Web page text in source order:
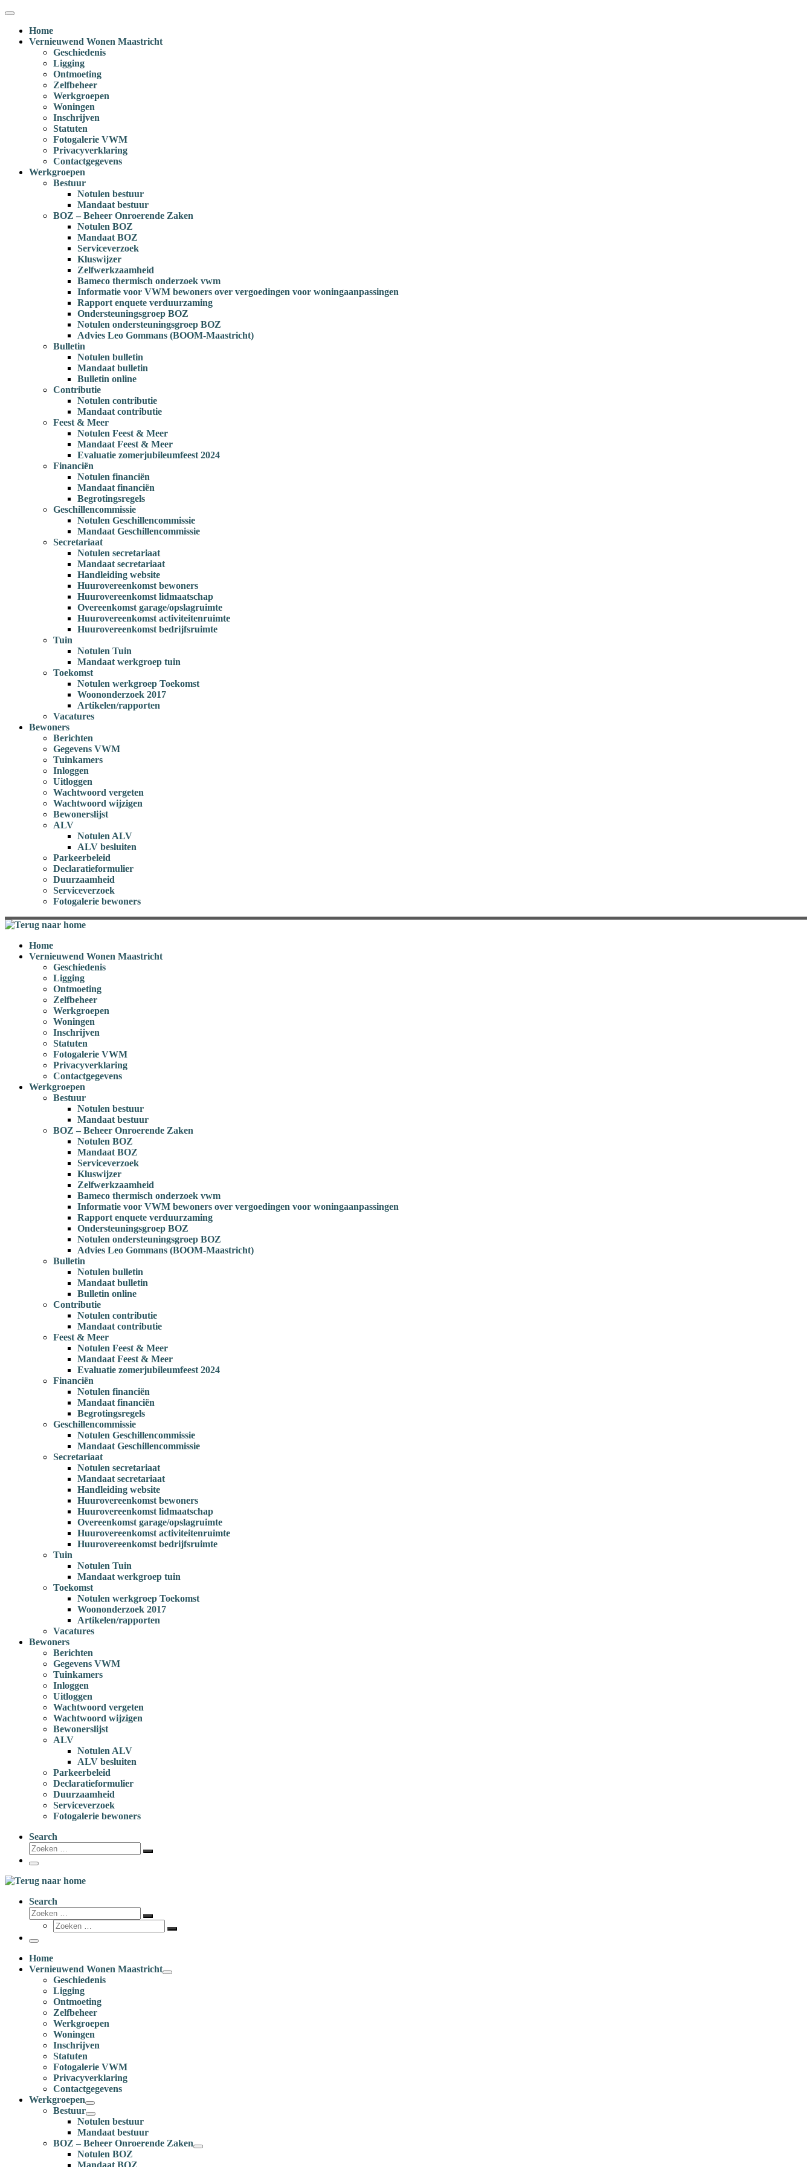
Ga
inhoud
Menu
Home
Vernieuwend Wonen Maastricht
Geschiedenis
Ligging
Ontmoeting
Zelfbeheer
Werkgroepen
Woningen
Inschrijven
Statuten
Fotogalerie VWM
Privacyverklaring
Contactgegevens
Werkgroepen
Bestuur
Notulen bestuur
Mandaat bestuur
BOZ – Beheer Onroerende Zaken
Notulen BOZ
Mandaat BOZ
Serviceverzoek
Kluswijzer
Zelfwerkzaamheid
Bameco thermisch onderzoek vwm
Informatie voor VWM bewoners over vergoedingen voor woningaanpassingen
Rapport enquete verduurzaming
Ondersteuningsgroep BOZ
Notulen ondersteuningsgroep BOZ
Advies Leo Gommans (BOOM-Maastricht)
Bulletin
Notulen bulletin
Mandaat bulletin
Bulletin online
Contributie
Notulen contributie
Mandaat contributie
Feest & Meer
Notulen Feest & Meer
Mandaat Feest & Meer
Evaluatie zomerjubileumfeest 2024
Financiën
Notulen financiën
Mandaat financiën
Begrotingsregels
Geschillencommissie
Notulen Geschillencommissie
Mandaat Geschillencommissie
Secretariaat
Notulen secretariaat
Mandaat secretariaat
Handleiding website
Huurovereenkomst bewoners
Huurovereenkomst lidmaatschap
Overeenkomst garage/opslagruimte
Huurovereenkomst activiteitenruimte
Huurovereenkomst bedrijfsruimte
Tuin
Notulen Tuin
Mandaat werkgroep tuin
Toekomst
Notulen werkgroep Toekomst
Woononderzoek 2017
Artikelen/rapporten
Vacatures
Bewoners
Berichten
Gegevens VWM
Tuinkamers
Inloggen
Uitloggen
Wachtwoord vergeten
Wachtwoord wijzigen
Bewonerslijst
ALV
Notulen ALV
ALV besluiten
Parkeerbeleid
Declaratieformulier
Duurzaamheid
Serviceverzoek
Fotogalerie bewoners
Home
Vernieuwend Wonen Maastricht
Geschiedenis
Ligging
Ontmoeting
Zelfbeheer
Werkgroepen
Woningen
Inschrijven
Statuten
Fotogalerie VWM
Privacyverklaring
Contactgegevens
Werkgroepen
Bestuur
Notulen bestuur
Mandaat bestuur
BOZ – Beheer Onroerende Zaken
Notulen BOZ
Mandaat BOZ
Serviceverzoek
Kluswijzer
Zelfwerkzaamheid
Bameco thermisch onderzoek vwm
Informatie voor VWM bewoners over vergoedingen voor woningaanpassingen
Rapport enquete verduurzaming
Ondersteuningsgroep BOZ
Notulen ondersteuningsgroep BOZ
Advies Leo Gommans (BOOM-Maastricht)
Bulletin
Notulen bulletin
Mandaat bulletin
Bulletin online
Contributie
Notulen contributie
Mandaat contributie
Feest & Meer
Notulen Feest & Meer
Mandaat Feest & Meer
Evaluatie zomerjubileumfeest 2024
Financiën
Notulen financiën
Mandaat financiën
Begrotingsregels
Geschillencommissie
Notulen Geschillencommissie
Mandaat Geschillencommissie
Secretariaat
Notulen secretariaat
Mandaat secretariaat
Handleiding website
Huurovereenkomst bewoners
Huurovereenkomst lidmaatschap
Overeenkomst garage/opslagruimte
Huurovereenkomst activiteitenruimte
Huurovereenkomst bedrijfsruimte
Tuin
Notulen Tuin
Mandaat werkgroep tuin
Toekomst
Notulen werkgroep Toekomst
Woononderzoek 2017
Artikelen/rapporten
Vacatures
Bewoners
Berichten
Gegevens VWM
Tuinkamers
Inloggen
Uitloggen
Wachtwoord vergeten
Wachtwoord wijzigen
Bewonerslijst
ALV
Notulen ALV
ALV besluiten
Parkeerbeleid
Declaratieformulier
Duurzaamheid
Serviceverzoek
Fotogalerie bewoners
Search
Zoeken
Zoeken
Menu
Search
Zoeken
Zoeken
Zoeken
Zoeken
Menu
Home
Vernieuwend Wonen Maastricht
Geschiedenis
Ligging
Ontmoeting
Zelfbeheer
Werkgroepen
Woningen
Inschrijven
Statuten
Fotogalerie VWM
Privacyverklaring
Contactgegevens
Werkgroepen
Bestuur
Notulen bestuur
Mandaat bestuur
BOZ – Beheer Onroerende Zaken
Notulen BOZ
Mandaat BOZ